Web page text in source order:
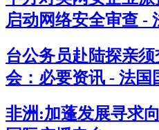
启动网络安全审查 -
台公务员赴陆探亲
会：必要资讯 - 法国
非洲:加蓬发展寻求